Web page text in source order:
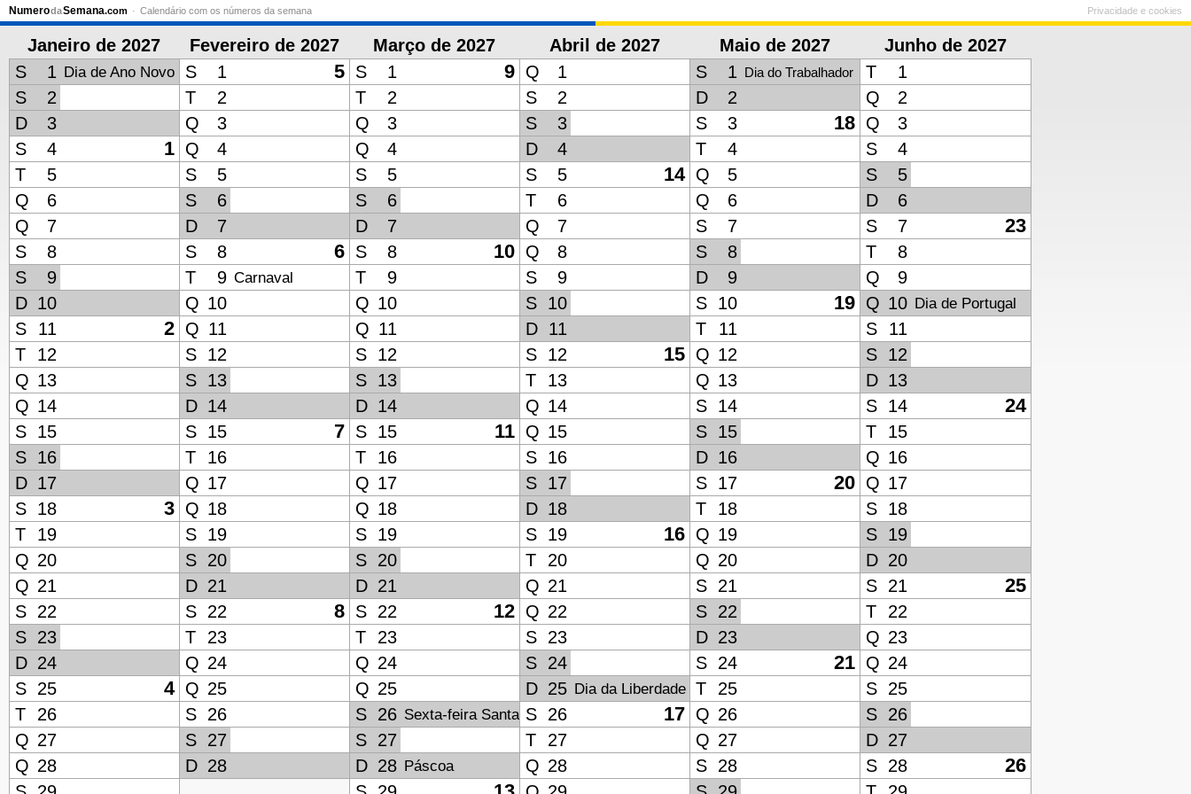
NumerodaSemana.com Calendário com os números da semana Privacidade e cookies
Janeiro de 2027 Fevereiro de 2027 Março de 2027 Abril de 2027 Maio de 2027
Junho de 2027
S
1 Dia de Ano Novo S 1 5 S 1 9 Q 1 S 1 Dia do Trabalhador T
1
S
2 T 2 T 2 S 2 D 2 Q
2
D
3 Q 3 Q 3 S 3 S 3 18 Q
3
S
4 1 Q 4 Q 4 D 4 T 4 S
4
T
5 S 5 S 5 S 5 14 Q 5 S
5
Q
6 S 6 S 6 T 6 Q 6 D
6
Q
7 D 7 D 7 Q 7 S 7 S 7 23
S 8 S 8 6 S 8 10 Q 8 S 8 T
8
S
9 T 9 Carnaval T 9 S 9 D 9 Q
9
D 10 Q 10 Q 10 S 10 S 10 19 Q 10 Dia de Portugal
S 11 2 Q 11 Q 11 D 11 T 11 S
11
T
12 S 12 S 12 S 12 15 Q 12 S 12
Q 13 S 13 S 13 T 13 Q 13 D 13
Q 14 D 14 D 14 Q 14 S 14 S 14 24
S 15 S 15 7 S 15 11 Q 15 S 15 T
15
S 16 T 16 T 16 S 16 D 16 Q 16
D 17 Q 17 Q 17 S 17 S 17 20 Q 17
S 18 3 Q 18 Q 18 D 18 T 18 S 18
T
19 S 19 S 19 S 19 16 Q 19 S 19
Q 20 S 20 S 20 T 20 Q 20 D 20
Q 21 D 21 D 21 Q 21 S 21 S 21 25
S 22 S 22 8 S 22 12 Q 22 S 22 T
22
S 23 T 23 T 23 S 23 D 23 Q 23
D 24 Q 24 Q 24 S 24 S 24 21 Q 24
S 25 4 Q 25 Q 25 D 25 Dia da Liberdade T 25 S 25
T
26 S 26 S 26 Sexta-feira Santa S 26 17 Q 26 S 26
Q 27 S 27 S 27 T 27 Q 27 D 27
Q 28 D 28 D 28 Páscoa Q 28 S 28 S 28 26